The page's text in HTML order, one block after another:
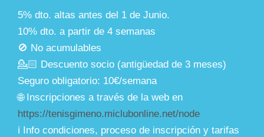
5% dto. altas antes del 1 de Junio.
10% dto. a partir de 4 semanas
🚫 No acumulables
💁🏻 Descuento socio (antigüedad de 3 meses)
Seguro obligatorio: 10€/semana
🌐 Inscripciones a través de la web en
https://tenisgimeno.miclubonline.net/node
ℹ️ Info condiciones, proceso de inscripción y tarifas